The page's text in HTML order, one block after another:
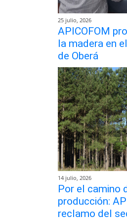
25 julio, 2026
APICOFOM
la madera en
de Oberá
14 julio, 2026
Por el camino
producción:
reclamo del